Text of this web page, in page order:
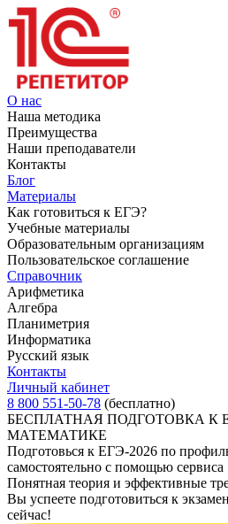
О нас
Наша методика
Преимущества
Наши преподаватели
Контакты
Блог
Материалы
Как готовиться к ЕГЭ?
Учебные материалы
Образовательным организациям
Пользовательское соглашение
Справочник
Арифметика
Алгебра
Планиметрия
Информатика
Русский язык
Контакты
Личный кабинет
8 800 551-50-78 (бесплатно)
БЕСПЛАТНАЯ ПОДГОТОВКА К
МАТЕМАТИКЕ
Подготовься к ЕГЭ-2026 по
самостоятельно с помощью
Понятная теория и эффективные
Вы успеете подготовиться к
сейчас!